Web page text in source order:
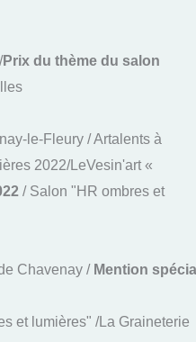
Prix du thème du salon
le-Fleury / Artalents à
2022/LeVesin'art «
/ Salon "HR ombres et
Chavenay / Mention
et lumières" /La Graineterie